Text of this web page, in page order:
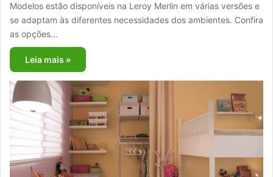
Modelos estão disponíveis na Leroy Merlin em várias versões e
se adaptam às diferentes necessidades dos ambientes. Confira
as opções…
Leia mais »